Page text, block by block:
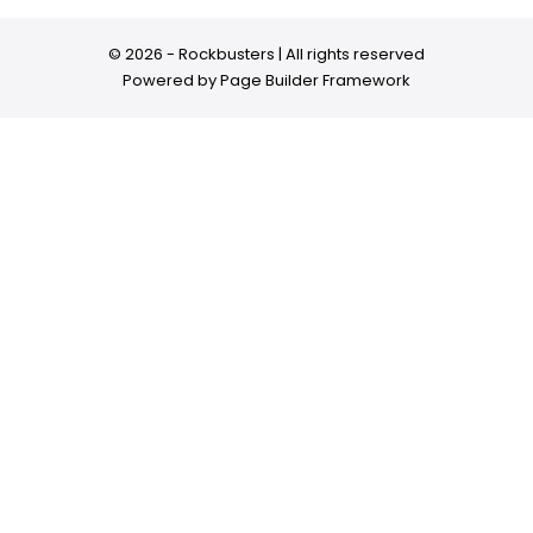
© 2026 - Rockbusters | All rights reserved
Powered byPage Builder Framework